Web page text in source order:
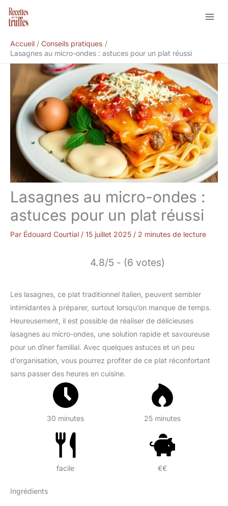
Aller
Accueil
Conseils pratiques
Lasagnes au micro-ondes : astuces pour un plat réussi
Lasagnes au micro-ondes :
astuces pour un plat réussi
Par Édouard Courtial / 15 juillet 2025 / 2 minutes de lecture
4.8/5 - (6 votes)
Les lasagnes, ce plat traditionnel italien, peuvent sembler
intimidantes à préparer, surtout lorsqu’on manque de temps.
Heureusement, il est possible de réaliser de délicieuses
lasagnes au micro-ondes, une solution rapide et savoureuse
pour un dîner familial. Avec quelques astuces et un peu
d’organisation, vous pourrez profiter de ce plat réconfortant
sans passer des heures en cuisine.
30 minutes 25 minutes
facile €€
Ingrédients
Rechercher